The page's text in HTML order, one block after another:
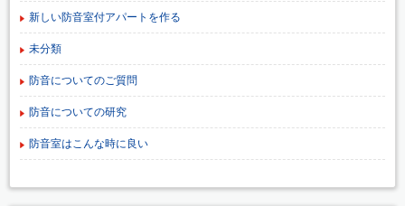
新しい防音室付アパートを作る
未分類
防音についてのご質問
防音についての研究
防音室はこんな時に良い